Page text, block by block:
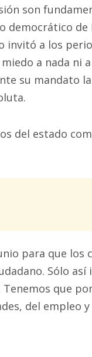
son
democrático de
invitó a los
a nada ni
su mandato
del estado
para que los
Sólo así
que
del empleo